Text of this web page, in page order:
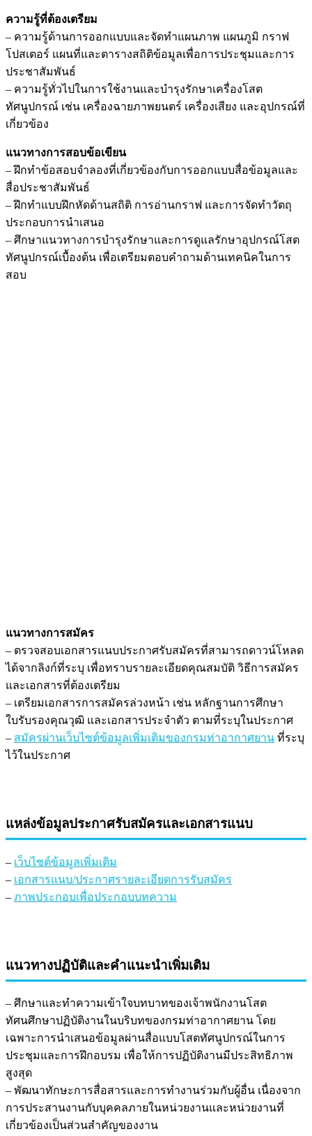
ความรู้ที่ต้องเตรียม
– ความรู้ด้านการออกแบบและจัดทำแผนภาพ แผนภูมิ กราฟ
โปสเตอร์ แผนที่และตารางสถิติข้อมูลเพื่อการประชุมและการ
ประชาสัมพันธ์
– ความรู้ทั่วไปในการใช้งานและบำรุงรักษาเครื่องโสต
ทัศนูปกรณ์ เช่น เครื่องฉายภาพยนตร์ เครื่องเสียง และอุปกรณ์ที่
เกี่ยวข้อง
แนวทางการสอบข้อเขียน
– ฝึกทำข้อสอบจำลองที่เกี่ยวข้องกับการออกแบบสื่อข้อมูลและ
สื่อประชาสัมพันธ์
– ฝึกทำแบบฝึกหัดด้านสถิติ การอ่านกราฟ และการจัดทำวัตถุ
ประกอบการนำเสนอ
– ศึกษาแนวทางการบำรุงรักษาและการดูแลรักษาอุปกรณ์โสต
ทัศนูปกรณ์เบื้องต้น เพื่อเตรียมตอบคำถามด้านเทคนิคในการ
สอบ
แนวทางการสมัคร
– ตรวจสอบเอกสารแนบประกาศรับสมัครที่สามารถดาวน์โหลด
ได้จากลิงก์ที่ระบุ เพื่อทราบรายละเอียดคุณสมบัติ วิธีการสมัคร
และเอกสารที่ต้องเตรียม
– เตรียมเอกสารการสมัครล่วงหน้า เช่น หลักฐานการศึกษา
ใบรับรองคุณวุฒิ และเอกสารประจำตัว ตามที่ระบุในประกาศ
– สมัครผ่านเว็บไซต์ข้อมูลเพิ่มเติมของกรมท่าอากาศยาน ที่ระบุ
ไว้ในประกาศ
แหล่งข้อมูลประกาศรับสมัครและเอกสารแนบ
– เว็บไซต์ข้อมูลเพิ่มเติม
– เอกสารแนบ/ประกาศรายละเอียดการรับสมัคร
– ภาพประกอบเพื่อประกอบบทความ
แนวทางปฏิบัติและคำแนะนำเพิ่มเติม
– ศึกษาและทำความเข้าใจบทบาทของเจ้าพนักงานโสต
ทัศนศึกษาปฏิบัติงานในบริบทของกรมท่าอากาศยาน โดย
เฉพาะการนำเสนอข้อมูลผ่านสื่อแบบโสตทัศนูปกรณ์ในการ
ประชุมและการฝึกอบรม เพื่อให้การปฏิบัติงานมีประสิทธิภาพ
สูงสุด
– พัฒนาทักษะการสื่อสารและการทำงานร่วมกับผู้อื่น เนื่องจาก
การประสานงานกับบุคคลภายในหน่วยงานและหน่วยงานที่
เกี่ยวข้องเป็นส่วนสำคัญของงาน